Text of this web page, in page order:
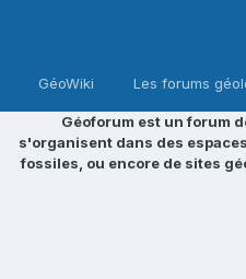
GéoWiki Les forums
Géoforum est un forum
s'organisent dans des
fossiles, ou encore de sites